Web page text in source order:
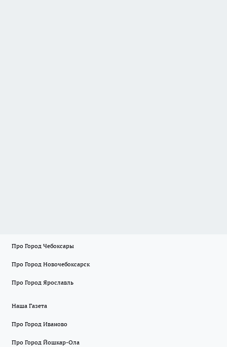
Про Город Чебоксары
Про Город Новочебоксарск
Про Город Ярославль
Наша Газета
Про Город Иваново
Про Город Йошкар-Ола